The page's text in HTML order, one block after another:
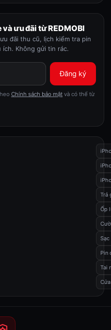
ưu đãi từ REDMOBI
đãi thu cũ, lịch kiểm tra pin
Không gửi tin rác.
Đăng ký
Chính sách bảo mật và có thể từ
Trả
Ốp
Pin
Tai